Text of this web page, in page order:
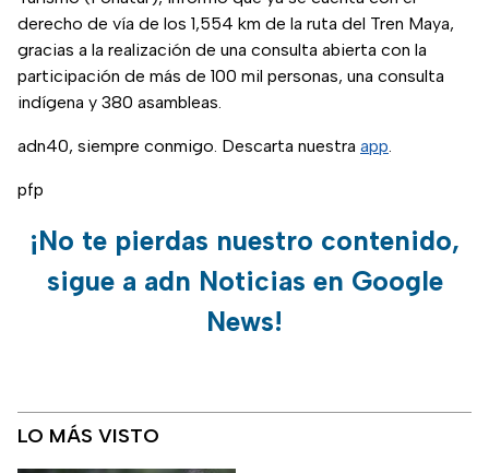
derecho de vía de los 1,554 km de la ruta del Tren Maya,
gracias a la realización de una consulta abierta con la
participación de más de 100 mil personas, una consulta
indígena y 380 asambleas.
adn40, siempre conmigo. Descarta nuestra app.
pfp
¡No te pierdas nuestro contenido,
sigue a adn Noticias en Google
News!
LO MÁS VISTO